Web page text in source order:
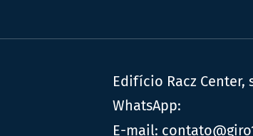
Edifício Racz Center,
WhatsApp:
E-mail: